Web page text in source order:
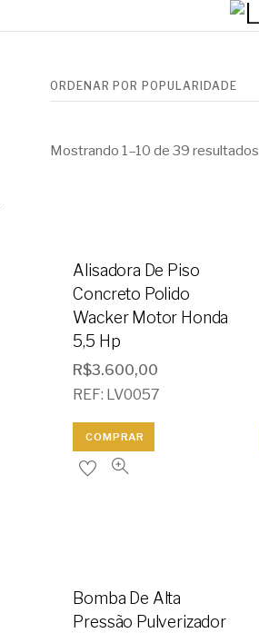
Mostrando 1–10 de 39 resultados
Alisadora De Piso
Concreto Polido
Wacker Motor Honda
5,5 Hp
R$3.600,00
REF: LV0057
COMPRAR
Bomba De Alta
Pressão Pulverizador